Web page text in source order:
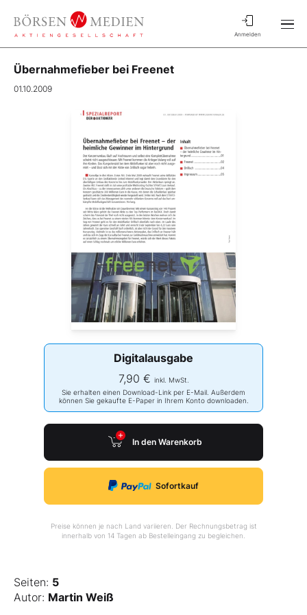
Anmelden
Übernahmefieber bei Freenet
01.10.2009
Digitalausgabe
7,90 € inkl. MwSt.
Sie erhalten einen Download-Link per E-Mail. Außerdem
können Sie gekaufte E-Paper in Ihrem Konto downloaden.
In den Warenkorb
Sofortkauf
Preise können je nach Land variieren. Der Rechnungsbetrag ist
innerhalb von 14 Tagen ab Bestelleingang zu begleichen.
Seiten: 5
Autor: Martin Weiß